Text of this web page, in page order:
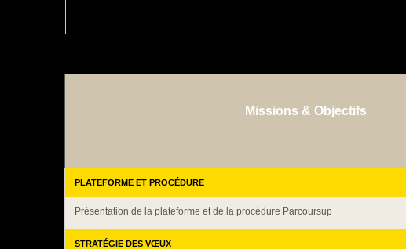
Missions & Objectifs
PLATEFORME ET PROCÉDURE
Présentation de la plateforme et de la procédure Parcoursup
STRATÉGIE DES VŒUX